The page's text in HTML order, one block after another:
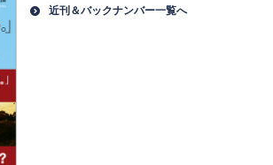
近刊＆バックナンバー一覧へ